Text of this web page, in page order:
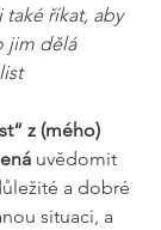
také říkat, aby
jim dělá
z (mého)
uvědomit
a dobré
situaci, a